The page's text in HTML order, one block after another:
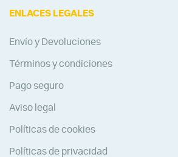
ENLACES LEGALES
Envío y Devoluciones
Términos y condiciones
Pago seguro
Aviso legal
Políticas de cookies
Políticas de privacidad